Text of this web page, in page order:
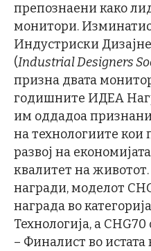
препознаени како
монитори.
Индустриски
(Industrial Designers
призна двата
годишните ИДЕА
им оддадоа
на технологиите кои
развој на
квалитет на
награди, моделот
награда во
Технологија, а
– Финалист во истата